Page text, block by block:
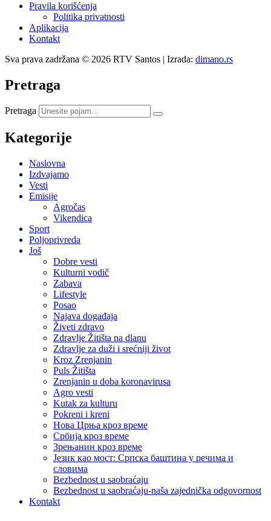
Pravila korišćenja
Politika privatnosti
Aplikacija
Kontakt
Sva prava zadržana © 2026 RTV Santos | Izrada: dimano.rs
Pretraga
Pretraga
Kategorije
Naslovna
Izdvajamo
Vesti
Emisije
Agročas
Vikendica
Sport
Poljoprivreda
Još
Dobre vesti
Kulturni vodič
Zabava
Lifestyle
Posao
Najava događaja
Živeti zdravo
Zdravlje Žitišta na dlanu
Zdravlje za duži i srećniji život
Kroz Zrenjanin
Puls Žitišta
Zrenjanin u doba koronavirusa
Agro vesti
Kutak za kulturu
Pokreni i kreni
Нова Црња кроз време
Србија кроз време
Зрењанин кроз време
Језик као мост: Српска баштина у речима и
словима
Bezbednost u saobraćaju
Bezbednost u saobraćaju-naša zajednička odgovornost
Kontakt